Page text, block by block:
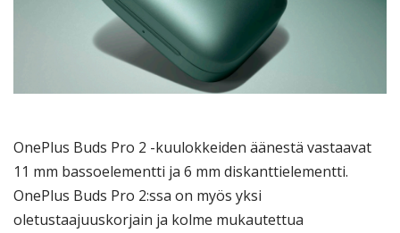
OnePlus Buds Pro 2 -kuulokkeiden äänestä vastaavat
11 mm bassoelementti ja 6 mm diskanttielementti.
OnePlus Buds Pro 2:ssa on myös yksi
oletustaajuuskorjain ja kolme mukautettua